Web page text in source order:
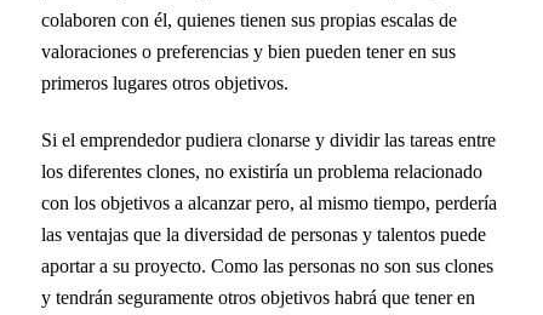
colaboren con él, quienes tienen sus propias escalas de
valoraciones o preferencias y bien pueden tener en sus
primeros lugares otros objetivos.
Si el emprendedor pudiera clonarse y dividir las tareas entre
los diferentes clones, no existiría un problema relacionado
con los objetivos a alcanzar pero, al mismo tiempo, perdería
las ventajas que la diversidad de personas y talentos puede
aportar a su proyecto. Como las personas no son sus clones
y tendrán seguramente otros objetivos habrá que tener en